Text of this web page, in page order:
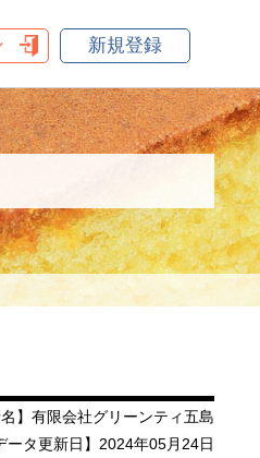
新規登録
名】有限会社グリーンティ五島
ータ更新日】2024年05月24日